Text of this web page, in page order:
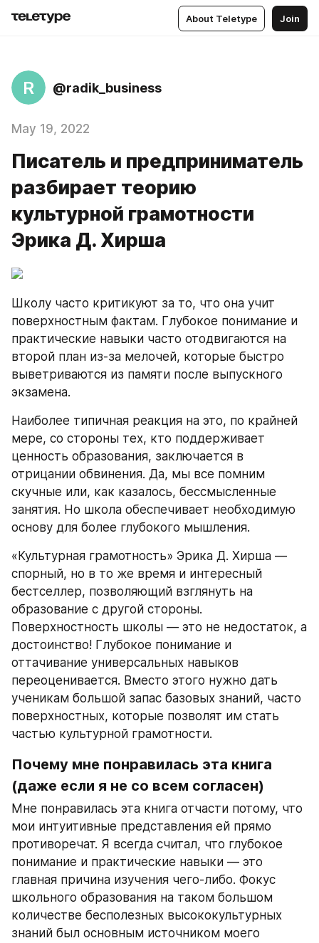
About Teletype Join
R @radik_business
May 19, 2022
Писатель и предприниматель
разбирает теорию
культурной грамотности
Эрика Д. Хирша
Школу часто критикуют за то, что она учит
поверхностным фактам. Глубокое понимание и
практические навыки часто отодвигаются на
второй план из-за мелочей, которые быстро
выветриваются из памяти после выпускного
экзамена.
Наиболее типичная реакция на это, по крайней
мере, со стороны тех, кто поддерживает
ценность образования, заключается в
отрицании обвинения. Да, мы все помним
скучные или, как казалось, бессмысленные
занятия. Но школа обеспечивает необходимую
основу для более глубокого мышления.
«‎Культурная грамотность» Эрика Д. Хирша —
спорный, но в то же время и интересный
бестселлер, позволяющий взглянуть на
образование с другой стороны.
Поверхностность школы — это не недостаток, а
достоинство! Глубокое понимание и
оттачивание универсальных навыков
переоценивается. Вместо этого нужно дать
ученикам большой запас базовых знаний, часто
поверхностных, которые позволят им стать
частью культурной грамотности.
Почему мне понравилась эта книга
(даже если я не со всем согласен)
Мне понравилась эта книга отчасти потому, что
мои интуитивные представления ей прямо
противоречат. Я всегда считал, что глубокое
понимание и практические навыки — это
главная причина изучения чего-либо. Фокус
школьного образования на таком большом
количестве бесполезных высококультурных
знаний был основным источником моего